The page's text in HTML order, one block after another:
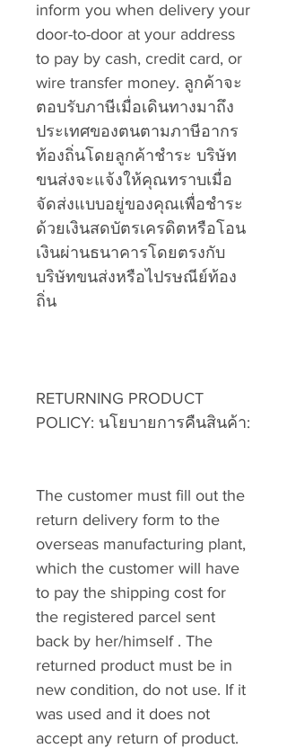
inform you when delivery your
door-to-door at your address
to pay by cash, credit card, or
wire transfer money. ลูกค้าจะ
ตอบรับภาษีเมื่อเดินทางมาถึง
ประเทศของตนตามภาษีอากร
ท้องถิ่นโดยลูกค้าชำระ บริษัท
ขนส่งจะแจ้งให้คุณทราบเมื่อ
จัดส่งแบบอยู่ของคุณเพื่อชำระ
ด้วยเงินสดบัตรเครดิตหรือโอน
เงินผ่านธนาคารโดยตรงกับ
บริษัทขนส่งหรือไปรษณีย์ท้อง
ถิ่น
RETURNING PRODUCT
POLICY: นโยบายการคืนสินค้า:
The customer must fill out the
return delivery form to the
overseas manufacturing plant,
which the customer will have
to pay the shipping cost for
the registered parcel sent
back by her/himself . The
returned product must be in
new condition, do not use. If it
was used and it does not
accept any return of product.